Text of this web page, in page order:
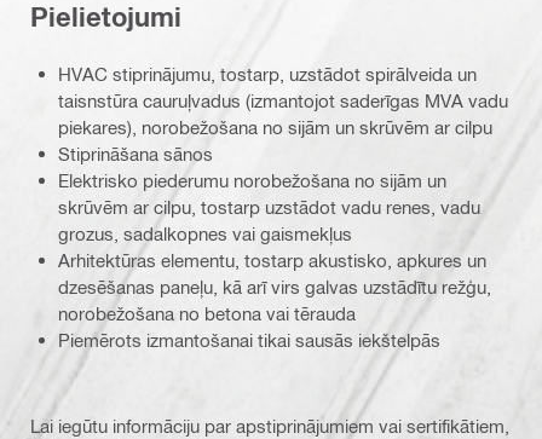
Pielietojumi
HVAC stiprinājumu, tostarp, uzstādot spirālveida un
taisnstūra cauruļvadus (izmantojot saderīgas MVA vadu
piekares), norobežošana no sijām un skrūvēm ar cilpu
Stiprināšana sānos
Elektrisko piederumu norobežošana no sijām un
skrūvēm ar cilpu, tostarp uzstādot vadu renes, vadu
grozus, sadalkopnes vai gaismekļus
Arhitektūras elementu, tostarp akustisko, apkures un
dzesēšanas paneļu, kā arī virs galvas uzstādītu režģu,
norobežošana no betona vai tērauda
Piemērots izmantošanai tikai sausās iekštelpās
Lai iegūtu informāciju par apstiprinājumiem vai sertifikātiem,